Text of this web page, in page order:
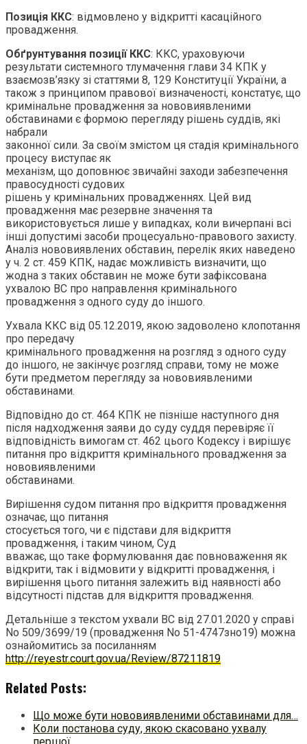
Позиція ККС: відмовлено у відкритті касаційного
провадження.
Обґрунтування позиції ККС: ККС, ураховуючи
результати системного тлумачення глави 34 КПК у
взаємозв’язку зі статтями 8, 129 Конституції України, а
також з принципом правової визначеності, констатує, що
кримінальне провадження за нововиявленими
обставинами є формою перегляду рішень суддів, які
набрали
законної сили. За своїм змістом ця стадія кримінального
процесу виступає як
механізм, що доповнює звичайні заходи забезпечення
правосудності судових
рішень у кримінальних провадженнях. Цей вид
провадження має резервне значення та
використовується лише у випадках, коли вичерпані всі
інші допустимі засоби процесуально-правового захисту.
Аналіз нововиявлених обставин, перелік яких наведено
у ч. 2 ст. 459 КПК, надає можливість визначити, що
жодна з таких обставин не може бути зафіксована
ухвалою ВС про направлення кримінального
провадження з одного суду до іншого.
Ухвала ККС від 05.12.2019, якою задоволено клопотання
про передачу
кримінального провадження на розгляд з одного суду
до іншого, не закінчує розгляд справи, тому не може
бути предметом перегляду за нововиявленими
обставинами.
Відповідно до ст. 464 КПК не пізніше наступного дня
після надходження заяви до суду суддя перевіряє її
відповідність вимогам ст. 462 цього Кодексу і вирішує
питання про відкриття кримінального провадження за
нововиявленими
обставинами.
Вирішення судом питання про відкриття провадження
означає, що питання
стосується того, чи є підстави для відкриття
провадження, і таким чином, Суд
вважає, що таке формулювання дає повноваження як
відкрити, так і відмовити у відкритті провадження, і
вирішення цього питання залежить від наявності або
відсутності підстав для відкриття провадження.
Детальніше з текстом ухвали ВС від 27.01.2020 у справі
No 509/3699/19 (провадження No 51-4747зно19) можна
ознайомитись за посиланням
http://reyestr.court.gov.ua/Review/87211819
Related Posts:
Що може бути нововиявленими обставинами для…
Коли постанова суду, якою скасовано ухвалу